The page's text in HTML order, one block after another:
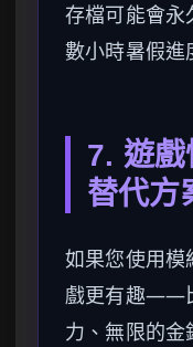
存檔可能會永
數小時暑假進
7. 遊
替代方
如果您使用模
戲更有趣——
力、無限的金